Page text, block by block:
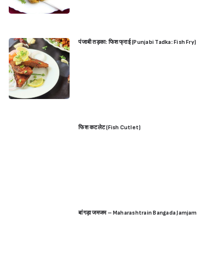
Sign in
पंजाबी तड़का: फिश फ्राई (Punjabi Tadka: Fish Fry)
फिश कटलेट (Fish Cutlet)
बांगड़ा जमजम – Maharashtrain Bangada Jamjam